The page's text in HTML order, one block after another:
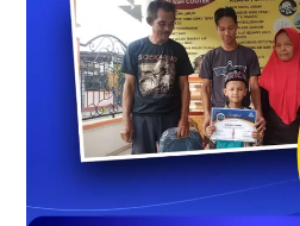
Rumah
Khitan
Mojokerto